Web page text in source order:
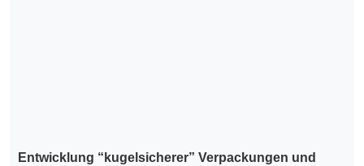
Entwicklung “kugelsicherer” Verpackungen und